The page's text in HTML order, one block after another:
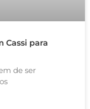
Cassi para
de ser